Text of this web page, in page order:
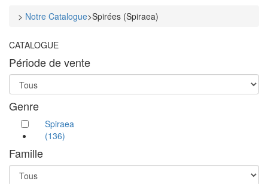
> Notre Catalogue>Spirées (Spiraea)
CATALOGUE
Période de vente
Genre
Spiraea
(136)
Famille